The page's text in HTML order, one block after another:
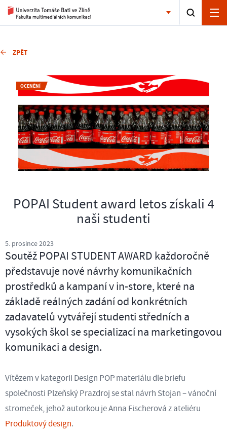
ZPĚT
OCENĚNÍ
POPAI Student award letos získali 4
naši studenti
5. prosince 2023
Soutěž POPAI STUDENT AWARD každoročně
představuje nové návrhy komunikačních
prostředků a kampaní v in-store, které na
základě reálných zadání od konkrétních
zadavatelů vytvářejí studenti středních a
vysokých škol se specializací na marketingovou
komunikaci a design.
Vítězem v kategorii Design POP materiálu dle briefu
společnosti Plzeňský Prazdroj se stal návrh Stojan – vánoční
stromeček, jehož autorkou je Anna Fischerová z ateliéru
Produktový design.